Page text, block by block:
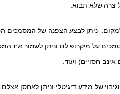
צרה שלא תבוא.
ניתן לבצע הצפנה של המסמכים
על מיקרופילם וניתן לשמור את
חסויים) ועוד.
של מידע דיגיטלי וניתן לאחסן